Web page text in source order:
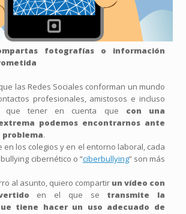
fotografías o información
las Redes Sociales conforman un mundo
profesionales, amistosos e incluso
que tener en cuenta que con una
podemos encontrarnos ante
problema.
en los colegios y en el entorno laboral, cada
cibernético o “ciberbullying” son más
al asunto, quiero compartir un vídeo con
en el que se transmite la
tiene hacer un uso adecuado de